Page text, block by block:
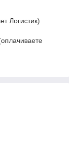
Логистик)